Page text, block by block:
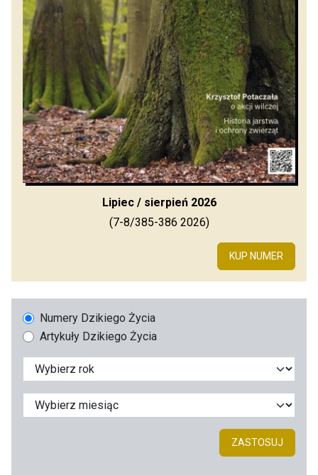
Lipiec / sierpień 2026
(7-8/385-386 2026)
KUP NUMER
Numery Dzikiego Życia
Artykuły Dzikiego Życia
ZASTOSUJ